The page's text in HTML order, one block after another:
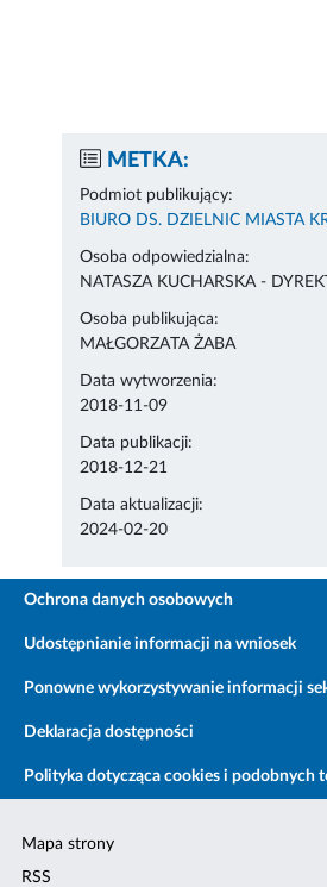
METKA:
Podmiot publikujący:
BIURO DS. DZIELNIC MIASTA
Osoba odpowiedzialna:
NATASZA KUCHARSKA -
Osoba publikująca:
MAŁGORZATA ŻABA
Data wytworzenia:
2018-11-09
Data publikacji:
2018-12-21
Data aktualizacji:
2024-02-20
Ochrona danych osobowych
Udostępnianie informacji na wniosek
Ponowne wykorzystywanie informacji
Deklaracja dostępności
Polityka dotycząca cookies i podobnych
Mapa strony
RSS